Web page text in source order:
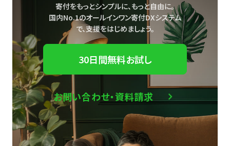
寄付をもっとシンプルに、もっと自由に。
国内No.1のオールインワン寄付DXシステム
で、支援をはじめましょう。
30日間無料お試し
お問い合わせ・資料請求